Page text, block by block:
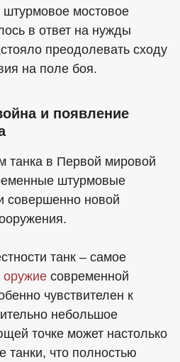
мостовое
в ответ на нужды
преодолевать сходу
на поле боя.
и появление
танка в Первой мировой
штурмовые
совершенно новой
танк – самое
оружие современной
чувствителен к
небольшое
точке может настолько
танки, что полностью